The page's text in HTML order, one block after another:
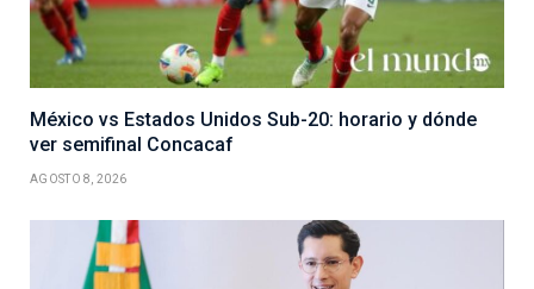
México vs Estados Unidos Sub-20: horario y dónde
ver semifinal Concacaf
AGOSTO 8, 2026